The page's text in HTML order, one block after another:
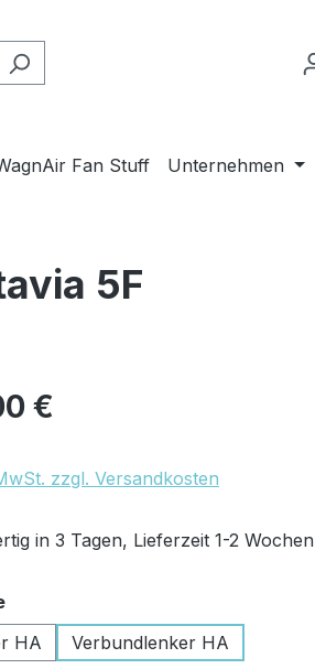
Fan Stuff Unternehmen
5F
€
zzgl. Versandkosten
in 3 Tagen, Lieferzeit 1-2 Wochen
auswählen
HA
Verbundlenker HA